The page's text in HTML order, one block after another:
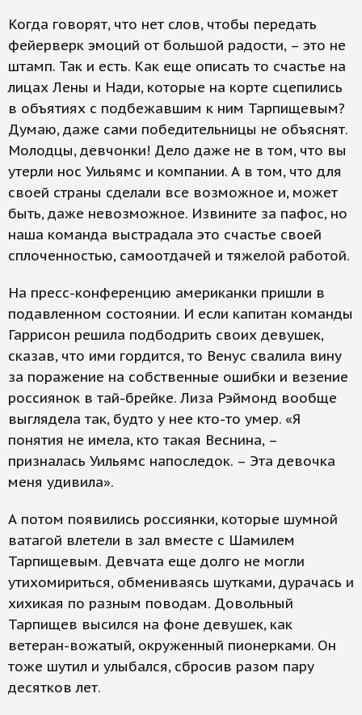
Когда говорят, что нет слов, чтобы передать
фейерверк эмоций от большой радости, – это не
штамп. Так и есть. Как еще описать то счастье на
лицах Лены и Нади, которые на корте сцепились
в объятиях с подбежавшим к ним Тарпищевым?
Думаю, даже сами победительницы не объяснят.
Молодцы, девчонки! Дело даже не в том, что вы
утерли нос Уильямс и компании. А в том, что для
своей страны сделали все возможное и, может
быть, даже невозможное. Извините за пафос, но
наша команда выстрадала это счастье своей
сплоченностью, самоотдачей и тяжелой работой.
На пресс-конференцию американки пришли в
подавленном состоянии. И если капитан команды
Гаррисон решила подбодрить своих девушек,
сказав, что ими гордится, то Венус свалила вину
за поражение на собственные ошибки и везение
россиянок в тай-брейке. Лиза Рэймонд вообще
выглядела так, будто у нее кто-то умер. «Я
понятия не имела, кто такая Веснина, –
призналась Уильямс напоследок. – Эта девочка
меня удивила».
А потом появились россиянки, которые шумной
ватагой влетели в зал вместе с Шамилем
Тарпищевым. Девчата еще долго не могли
утихомириться, обмениваясь шутками, дурачась и
хихикая по разным поводам. Довольный
Тарпищев высился на фоне девушек, как
ветеран-вожатый, окруженный пионерками. Он
тоже шутил и улыбался, сбросив разом пару
десятков лет.